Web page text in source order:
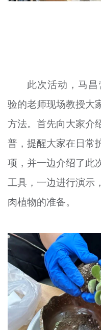
此次活动，马
验的老师现场教授大
方法。首先向大家介
普，提醒大家在日常
项，并一边介绍了此
工具，一边进行演示
肉植物的准备。